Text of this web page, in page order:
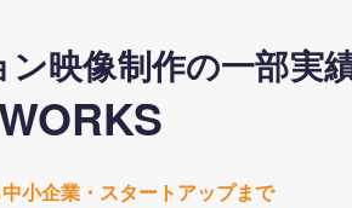
映像制作の一部実
小企業・スタートアップまで